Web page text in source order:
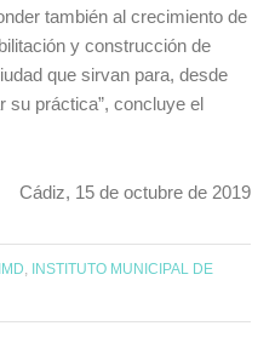
también al crecimiento de
y construcción de
que sirvan para, desde
su práctica”, concluye el
15 de octubre de 2019
IMD
INSTITUTO MUNICIPAL DE